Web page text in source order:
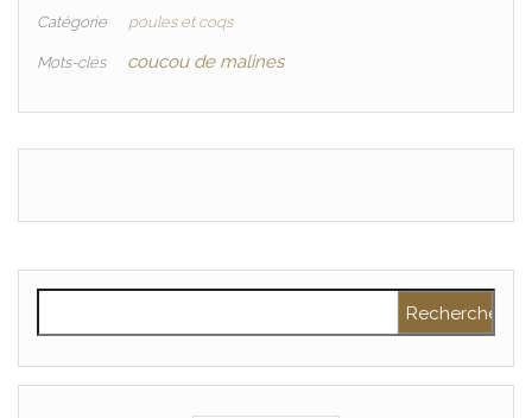
Catégorie poules et coqs
Mots-clés coucou de malines